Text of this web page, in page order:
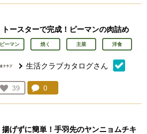
トースターで完成！ピーマンの肉詰め
ピーマン 焼く 主菜 洋食
生活クラブカタログさん
お気に入り登録：
39
人が登録
コメント：
0
揚げずに簡単！手羽先のヤンニョムチキ